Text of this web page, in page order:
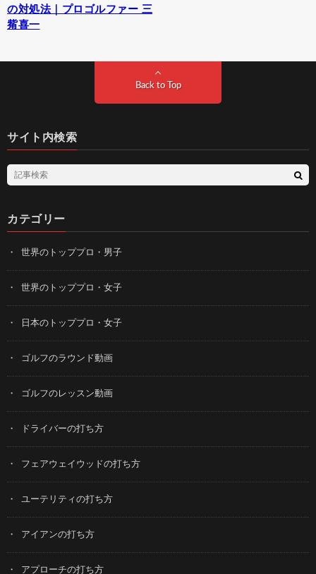
の対処法｜プロゴルファー 三
觜喜一
Back to Top
サイト内検索
カテゴリー
世界のトッププロ・男子
世界のトッププロ・女子
日本のトッププロ・女子
ゴルフのラウンド動画
ゴルフのレッスン動画
ドライバーの打ち方
フェアウェイウッドの打ち方
ユーテリティの打ち方
アイアンの打ち方
アプローチの打ち方